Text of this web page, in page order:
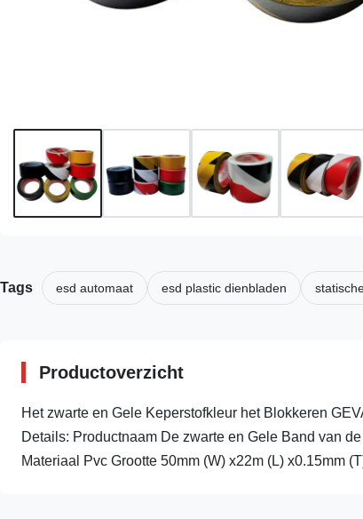
Tags esd automaat esd plastic dienbladen
Productoverzicht
Het zwarte en Gele Keperstofkleur het Blokkeren
Details: Productnaam De zwarte en Gele Band van
Materiaal Pvc Grootte 50mm (W) x22m (L) x0.15mm